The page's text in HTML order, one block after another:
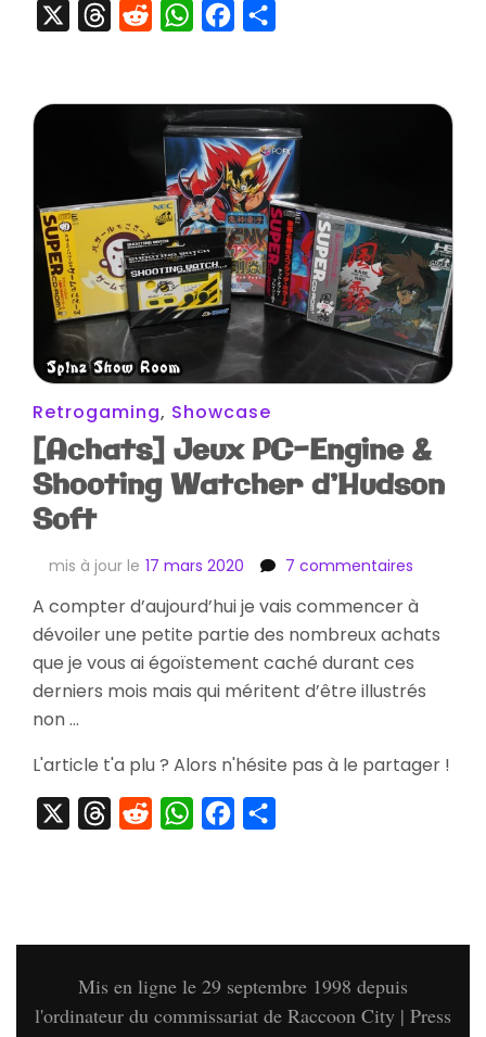
ThreadsRedditWhatsAppFacebook
Retrogaming, Showcase
[Achats] Jeux PC-Engine &
Shooting Watcher d’Hudson
Soft
mis à jour le 17 mars 2020 7 commentaires
Jeux
PC-
Engine
&
Shooting
Soft
A compter d’aujourd’hui je vais commencer à
dévoiler une petite partie des nombreux achats
que je vous ai égoïstement caché durant ces
derniers mois mais qui méritent d’être illustrés
non …
L'article t'a plu ? Alors n'hésite pas à le partager !
ThreadsRedditWhatsAppFacebook
Mis en ligne le 29 septembre 1998 depuis
l'ordinateur du commissariat de Raccoon City | Press